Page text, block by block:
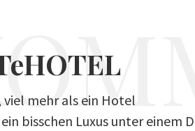
mehr als ein Hotel
bisschen Luxus unter einem